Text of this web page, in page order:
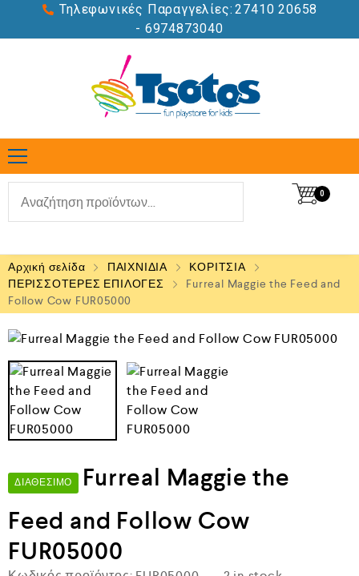
Τηλεφωνικές Παραγγελίες: 27410 20658
- 6974873040
0
Αρχική σελίδα ΠΑΙΧΝΙΔΙΑ
ΚΟΡΙΤΣΙΑ
ΠΕΡΙΣΣΟΤΕΡΕΣ ΕΠΙΛΟΓΕΣ
Furreal Maggie the Feed and
Follow Cow FUR05000
ΔΙΑΘΈΣΙΜΟ
Furreal Maggie the
Feed and Follow Cow
FUR05000